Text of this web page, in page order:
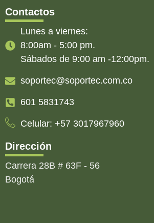
Contactos
Lunes a viernes:
8:00am - 5:00 pm.
Sábados de 9:00 am -12:00pm.
soportec@soportec.com.co
601 5831743
Celular: +57 3017967960
Dirección
Carrera 28B # 63F - 56
Bogotá